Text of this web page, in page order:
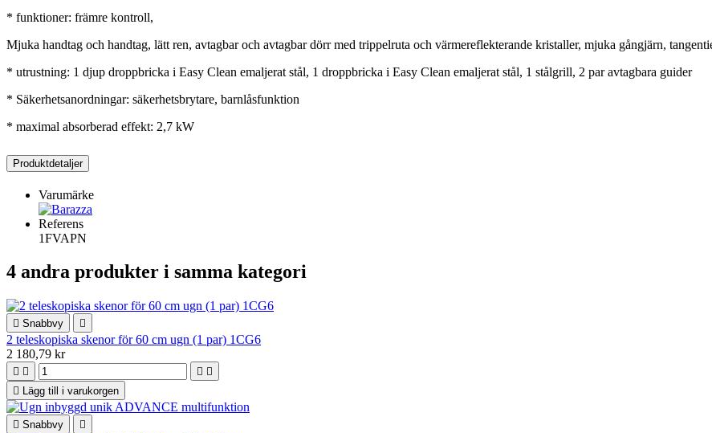
* funktioner: främre kontroll,
Mjuka handtag och handtag, lätt ren, avtagbar och avtagbar dörr med trippelruta och värmereflekterande kristaller, mjuka gångjärn,
* utrustning: 1 djup droppbricka i Easy Clean emaljerat stål, 1 droppbricka i Easy Clean emaljerat stål, 1 stålgrill, 2 par avtagbara guider
* Säkerhetsanordningar: säkerhetsbrytare, barnlåsfunktion
* maximal absorberad effekt: 2,7 kW
Produktdetaljer
Varumärke
Referens
1FVAPN
4 andra produkter i samma kategori
 Snabbvy 
2 teleskopiska skenor för 60 cm ugn (1 par) 1CG6
2 180,79 kr
   
 Lägg till i varukorgen
 Snabbvy 